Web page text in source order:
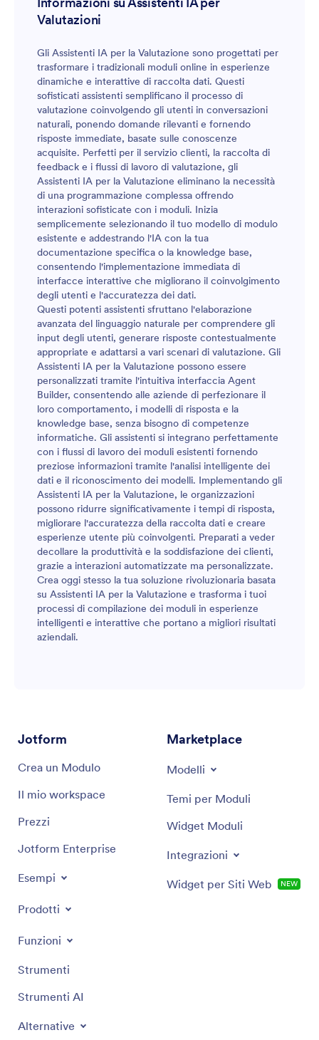
Valutazioni
Gli Assistenti IA per la Valutazione sono progettati per
trasformare i tradizionali moduli online in esperienze
dinamiche e interattive di raccolta dati. Questi
sofisticati assistenti semplificano il processo di
valutazione coinvolgendo gli utenti in conversazioni
naturali, ponendo domande rilevanti e fornendo
risposte immediate, basate sulle conoscenze
acquisite. Perfetti per il servizio clienti, la raccolta di
feedback e i flussi di lavoro di valutazione, gli
Assistenti IA per la Valutazione eliminano la necessità
di una programmazione complessa offrendo
interazioni sofisticate con i moduli. Inizia
semplicemente selezionando il tuo modello di modulo
esistente e addestrando l'IA con la tua
documentazione specifica o la knowledge base,
consentendo l'implementazione immediata di
interfacce interattive che migliorano il coinvolgimento
degli utenti e l'accuratezza dei dati.
Questi potenti assistenti sfruttano l'elaborazione
avanzata del linguaggio naturale per comprendere gli
input degli utenti, generare risposte contestualmente
appropriate e adattarsi a vari scenari di valutazione. Gli
Assistenti IA per la Valutazione possono essere
personalizzati tramite l'intuitiva interfaccia Agent
Builder, consentendo alle aziende di perfezionare il
loro comportamento, i modelli di risposta e la
knowledge base, senza bisogno di competenze
informatiche. Gli assistenti si integrano perfettamente
con i flussi di lavoro dei moduli esistenti fornendo
preziose informazioni tramite l'analisi intelligente dei
dati e il riconoscimento dei modelli. Implementando gli
Assistenti IA per la Valutazione, le organizzazioni
possono ridurre significativamente i tempi di risposta,
migliorare l'accuratezza della raccolta dati e creare
esperienze utente più coinvolgenti. Preparati a veder
decollare la produttività e la soddisfazione dei clienti,
grazie a interazioni automatizzate ma personalizzate.
Crea oggi stesso la tua soluzione rivoluzionaria basata
su Assistenti IA per la Valutazione e trasforma i tuoi
processi di compilazione dei moduli in esperienze
intelligenti e interattive che portano a migliori risultati
aziendali.
Jotform
Crea un Modulo
Il mio workspace
Prezzi
Jotform Enterprise
Esempi
Prodotti
Funzioni
Strumenti
Strumenti AI
Alternative
Marketplace
Modelli
Temi per Moduli
Widget Moduli
Integrazioni
Widget per Siti Web NEW